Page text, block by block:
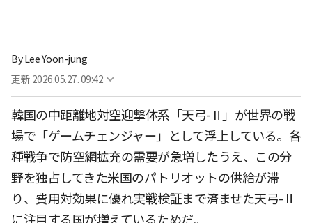
By Lee Yoon-jung
更新 2026.05.27. 09:42
韓国の中距離地対空迎撃体系「天弓-Ⅱ」が世界の戦
場で「ゲームチェンジャー」として浮上している。各
種戦争で防空網拡充の需要が急増したうえ、この分
野を独占してきた米国のパトリオットの供給が滞
り、費用対効果に優れ実戦検証まで済ませた天弓-Ⅱ